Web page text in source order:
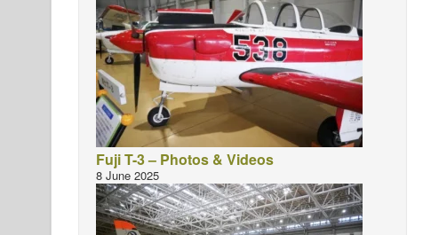
Fuji T-3 – Photos & Videos
8 June 2025